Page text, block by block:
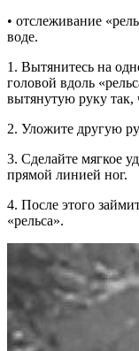
• отслеживание
воде.
1. Вытянитесь на
головой вдоль
вытянутую руку
2. Уложите другую
3. Сделайте мягкое
прямой линией ног.
4. После этого
«рельса».